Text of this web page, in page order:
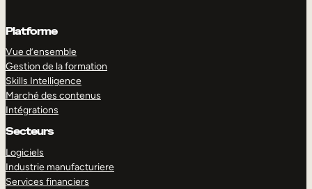
Platforme
Vue d’ensemble
Gestion de la formation
Skills Intelligence
Marché des contenus
Intégrations
Secteurs
Logiciels
Industrie manufacturiere
Services financiers